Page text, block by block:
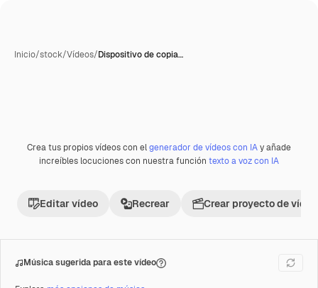
Inicio/stock/Vídeos/Dispositivo de copia…
Premium
Crea tus propios vídeos con elgenerador de vídeos con IAy añade
increíbles locuciones con nuestra función texto a voz con IA
Editar vídeo Recrear Crear proyecto de vídeo
Música sugerida para este vídeo